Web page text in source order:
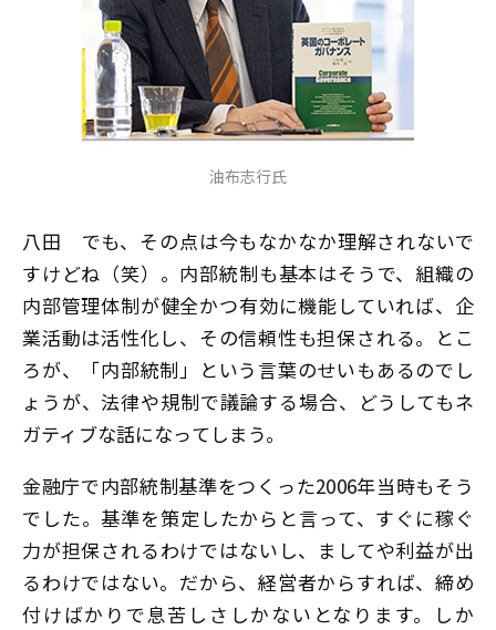
油布志行氏
八田 でも、その点は今もなかなか理解されないで
すけどね（笑）。内部統制も基本はそうで、組織の
内部管理体制が健全かつ有効に機能していれば、企
業活動は活性化し、その信頼性も担保される。とこ
ろが、「内部統制」という言葉のせいもあるのでし
ょうが、法律や規制で議論する場合、どうしてもネ
ガティブな話になってしまう。
金融庁で内部統制基準をつくった2006年当時もそう
でした。基準を策定したからと言って、すぐに稼ぐ
力が担保されるわけではないし、ましてや利益が出
るわけではない。だから、経営者からすれば、締め
付けばかりで息苦しさしかないとなります。しか